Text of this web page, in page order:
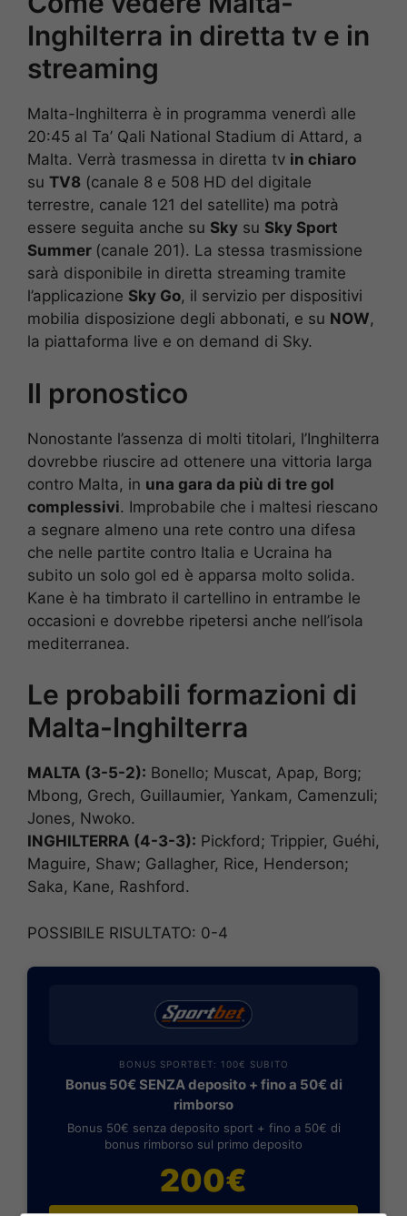
Inghilterra in diretta tv e in
streaming
Malta-Inghilterra è in programma venerdì alle
20:45 al Ta’ Qali National Stadium di Attard, a
Malta. Verrà trasmessa in diretta tv in chiaro
su TV8 (canale 8 e 508 HD del digitale
terrestre, canale 121 del satellite) ma potrà
essere seguita anche su Sky su Sky Sport
Summer (canale 201). La stessa trasmissione
sarà disponibile in diretta streaming tramite
l’applicazione Sky Go, il servizio per dispositivi
mobilia disposizione degli abbonati, e su NOW,
la piattaforma live e on demand di Sky.
Il pronostico
Nonostante l’assenza di molti titolari, l’Inghilterra
dovrebbe riuscire ad ottenere una vittoria larga
contro Malta, in una gara da più di tre gol
complessivi. Improbabile che i maltesi riescano
a segnare almeno una rete contro una difesa
che nelle partite contro Italia e Ucraina ha
subito un solo gol ed è apparsa molto solida.
Kane è ha timbrato il cartellino in entrambe le
occasioni e dovrebbe ripetersi anche nell’isola
mediterranea.
Le probabili formazioni di
Malta-Inghilterra
MALTA (3-5-2): Bonello; Muscat, Apap, Borg;
Mbong, Grech, Guillaumier, Yankam, Camenzuli;
Jones, Nwoko.
INGHILTERRA (4-3-3): Pickford; Trippier, Guéhi,
Maguire, Shaw; Gallagher, Rice, Henderson;
Saka, Kane, Rashford.
POSSIBILE RISULTATO: 0-4
BONUS SPORTBET: 100€ SUBITO
Bonus 50€ SENZA deposito + fino a 50€ di
rimborso
Bonus 50€ senza deposito sport + fino a 50€ di
bonus rimborso sul primo deposito
200€